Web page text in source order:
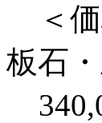
＜
板石